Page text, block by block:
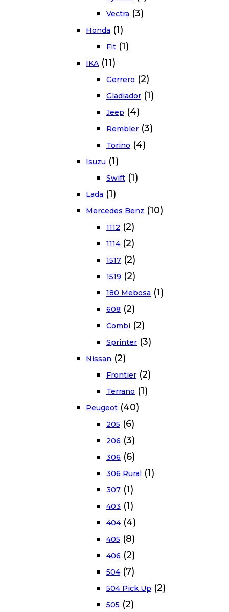
Vectra (3)
Honda (1)
Fit (1)
IKA (11)
Gerrero (2)
Gladiador (1)
Jeep (4)
Rembler (3)
Torino (4)
Isuzu (1)
Swift (1)
Lada (1)
Mercedes Benz (10)
1112 (2)
1114 (2)
1517 (2)
1519 (2)
180 Mebosa (1)
608 (2)
Combi (2)
Sprinter (3)
Nissan (2)
Frontier (2)
Terrano (1)
Peugeot (40)
205 (6)
206 (3)
306 (6)
306 Rural (1)
307 (1)
403 (1)
404 (4)
405 (8)
406 (2)
504 (7)
504 Pick Up (2)
505 (2)